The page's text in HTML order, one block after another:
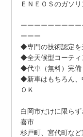
ＥＮＥＯＳのガソリ
ーーーーーーーー
ーーー
◆専門の技術認定を
◆全天候型コーティ
◆代車（無料）完備
◆新車はもちろん、
ＯＫ
白岡市だけに限ら
喜市
杉戸町、宮代町な